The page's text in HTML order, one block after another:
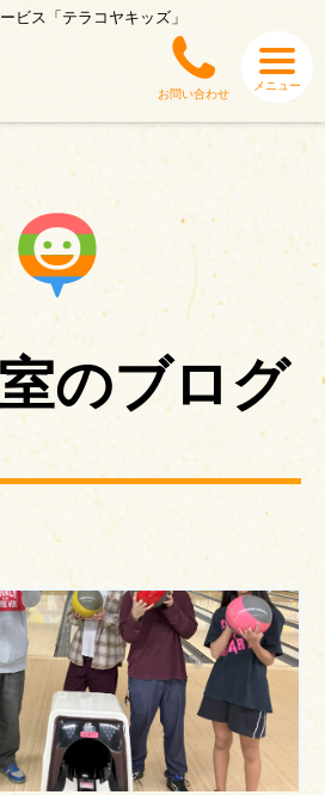
ビス「テラコヤキッズ」
お問い合わせ
メニュー
のブログ